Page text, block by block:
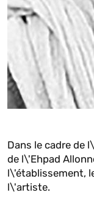
Dans le cadre de
de l\'Ehpad
l\'établissement,
l\'artiste.